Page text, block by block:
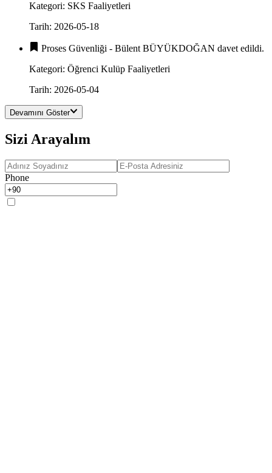
Kategori: SKS Faaliyetleri
Tarih: 2026-05-18
Proses Güvenliği - Bülent BÜYÜKDOĞAN davet edildi.
Kategori: Öğrenci Kulüp Faaliyetleri
Tarih: 2026-05-04
Devamını Göster
Sizi Arayalım
Phone